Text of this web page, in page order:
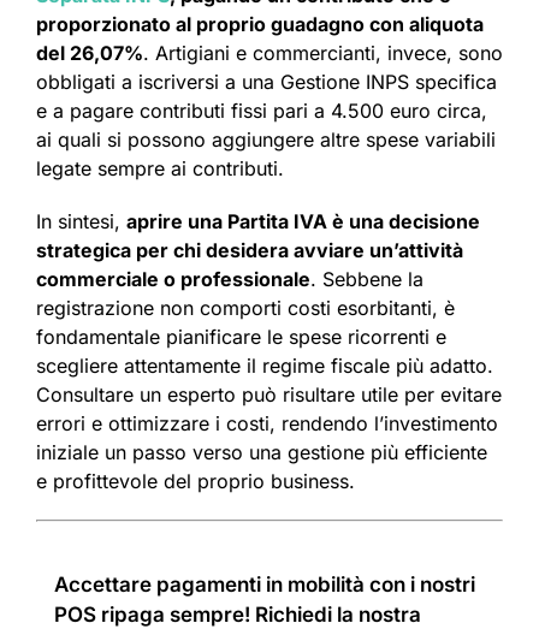
proporzionato al proprio guadagno con aliquota
del 26,07%. Artigiani e commercianti, invece, sono
obbligati a iscriversi a una Gestione INPS specifica
e a pagare contributi fissi pari a 4.500 euro circa,
ai quali si possono aggiungere altre spese variabili
legate sempre ai contributi.
In sintesi, aprire una Partita IVA è una decisione
strategica per chi desidera avviare un’attività
commerciale o professionale. Sebbene la
registrazione non comporti costi esorbitanti, è
fondamentale pianificare le spese ricorrenti e
scegliere attentamente il regime fiscale più adatto.
Consultare un esperto può risultare utile per evitare
errori e ottimizzare i costi, rendendo l’investimento
iniziale un passo verso una gestione più efficiente
e profittevole del proprio business.
Accettare pagamenti in mobilità con i nostri
POS ripaga sempre! Richiedi la nostra